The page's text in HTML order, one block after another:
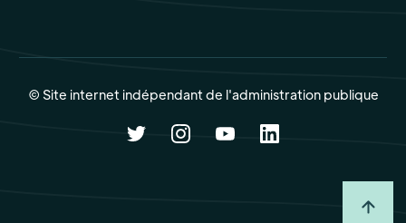
© Site internet indépendant de l'administration publique